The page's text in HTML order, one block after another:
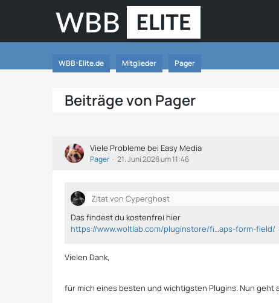
WBB-Elite.de Mitglieder Pager
Beiträge von Pager
Viele Probleme bei Easy Media
Pager 21. Juni 2026 um 11:46
Zitat von Cyperghost
Das findest du kostenfrei hier
https://www.woltlab.com/pluginstore/fi…aps-form-field/
Vielen Dank,
für mich eines besten und wichtigsten Plugins. Nun geht